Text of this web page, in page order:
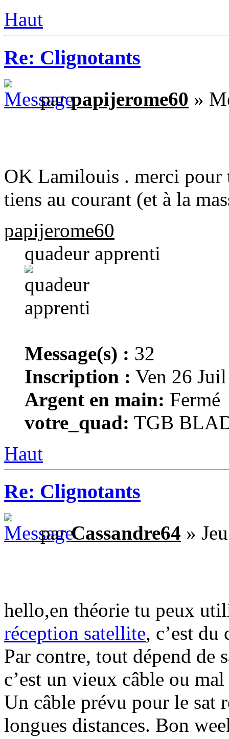
Haut
Re: Clignotants
parpapijerome60 »
OK Lamilouis . merci pour
tiens au courant (et à la
papijerome60
quadeur apprenti
Message(s) : 32
Inscription : Ven 26
Argent en main: Fermé
votre_quad: TGB
Haut
Re: Clignotants
parCassandre64 »
hello,en théorie tu peux
réception satellite, c’est
Par contre, tout dépend de
c’est un vieux câble ou
Un câble prévu pour le sat
longues distances. Bon